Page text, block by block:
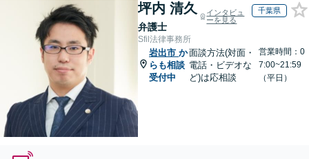
坪内 清久
弁護士
インタビュ
ーを見る
千葉県
Sfil法律事務所
岩出市 か
らも相談
受付中
面談方法(対面・
電話・ビデオな
ど)は応相談
営業時間：0
7:00~21:59
（平日）